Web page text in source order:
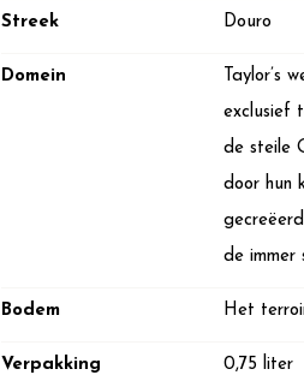
Streek Douro
Domein
Taylor’s
exclusief
de steile
door hun
de
Bodem Het
Verpakking 0,75 liter